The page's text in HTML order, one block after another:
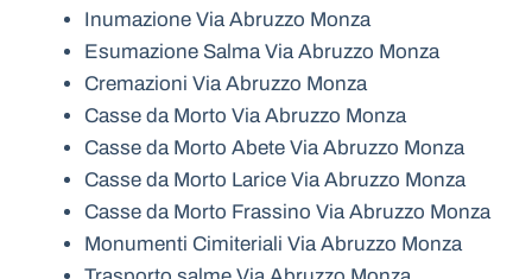
Inumazione Via Abruzzo Monza
Esumazione Salma Via Abruzzo Monza
Cremazioni Via Abruzzo Monza
Casse da Morto Via Abruzzo Monza
Casse da Morto Abete Via Abruzzo Monza
Casse da Morto Larice Via Abruzzo Monza
Casse da Morto Frassino Via Abruzzo Monza
Monumenti Cimiteriali Via Abruzzo Monza